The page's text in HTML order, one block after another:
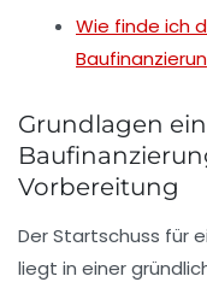
Wie finde ich
Grundlagen
Vorbereitung
Der Startschuss für
liegt in einer